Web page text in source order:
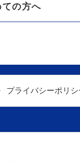
ての方へ
プライバシーポリシ